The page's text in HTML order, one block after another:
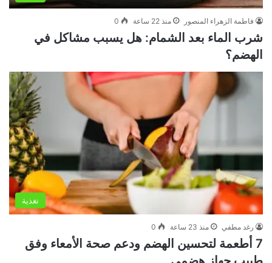
فاطمة الزهراء المنصور منذ 22 ساعة 0
شرب الماء بعد الشمام: هل يسبب مشاكل في
الهضم؟
تغذية
رغد مطفي منذ 23 ساعة 0
7 أطعمة لتحسين الهضم ودعم صحة الأمعاء وفق